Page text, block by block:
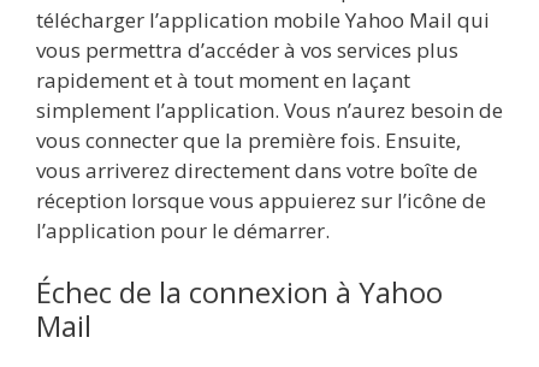
télécharger l’application mobile Yahoo Mail qui
vous permettra d’accéder à vos services plus
rapidement et à tout moment en laçant
simplement l’application. Vous n’aurez besoin de
vous connecter que la première fois. Ensuite,
vous arriverez directement dans votre boîte de
réception lorsque vous appuierez sur l’icône de
l’application pour le démarrer.
Échec de la connexion à Yahoo
Mail